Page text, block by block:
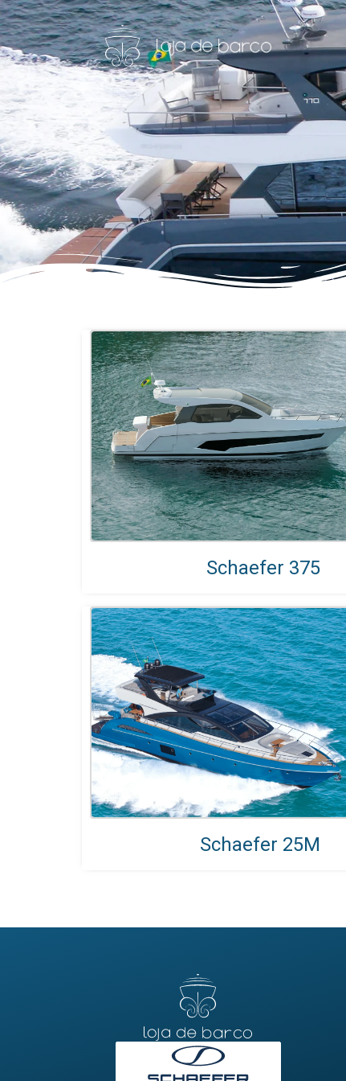
Schaefer 375
Schaefer 25M